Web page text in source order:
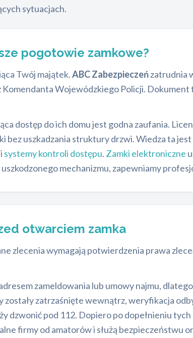
sytuacjach.
pogotowie zamkowe?
Twój majątek.ABC Zabezpieczeńzatrudnia
Wojewódzkiego Policji.
dostęp do ich domu jest godna zaufania.
bez uszkadzania struktury drzwi. Wiedza ta
systemy kontroli dostępu. Zamki elektroniczne
mechanizmu, zapewniamy
otwarciem zamka
zlecenia wymagają potwierdzenia prawa
zameldowania lub umowy najmu,
zostały zatrzaśnięte wewnątrz, weryfikacja
dzwonić pod 112. Dopiero po dopełnieniu
firmy od amatorów i służą bezpieczeństwu